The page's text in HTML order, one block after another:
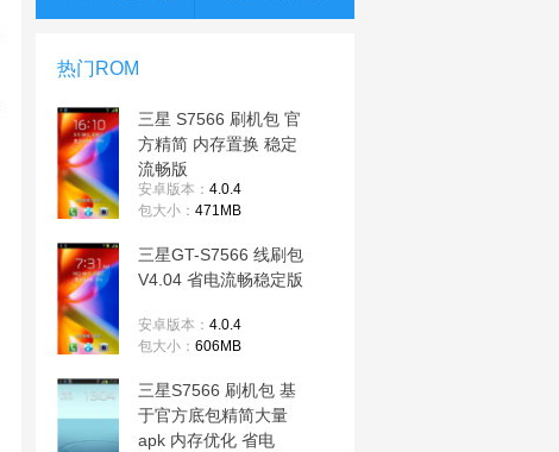
热门ROM
三星 S7566 刷机包 官
方精简 内存置换 稳定
流畅版
安卓版本： 4.0.4
包大小： 471MB
三星GT-S7566 线刷包
V4.04 省电流畅稳定版
安卓版本： 4.0.4
包大小： 606MB
三星S7566 刷机包 基
于官方底包精简大量
apk 内存优化 省电